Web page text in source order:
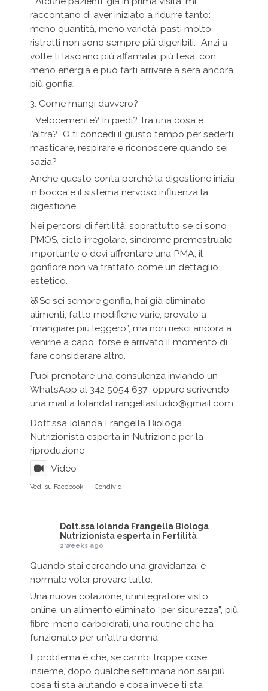
raccontano di aver iniziato a ridurre tanto:
meno quantità, meno varietà, pasti molto
ristretti non sono sempre più digeribili. Anzi a
volte ti lasciano più affamata, più tesa, con
meno energia e può farti arrivare a sera ancora
più gonfia.
3. Come mangi davvero?
Velocemente? In piedi? Tra una cosa e
l’altra? O ti concedi il giusto tempo per sederti,
masticare, respirare e riconoscere quando sei
sazia?
Anche questo conta perché la digestione inizia
in bocca e il sistema nervoso influenza la
digestione.
Nei percorsi di fertilità, soprattutto se ci sono
PMOS, ciclo irregolare, sindrome premestruale
importante o devi affrontare una PMA, il
gonfiore non va trattato come un dettaglio
estetico.
🌸Se sei sempre gonfia, hai già eliminato
alimenti, fatto modifiche varie, provato a
“mangiare più leggero”, ma non riesci ancora a
venirne a capo, forse è arrivato il momento di
fare considerare altro.
Puoi prenotare una consulenza inviando un
WhatsApp al 342 5054 637 oppure scrivendo
una mail a IolandaFrangellastudio@gmail.com
Dott.ssa Iolanda Frangella Biologa
Nutrizionista esperta in Nutrizione per la
riproduzione
Video
Vedi su Facebook · Condividi
Dott.ssa Iolanda Frangella Biologa
Nutrizionista esperta in Fertilità
2 weeks ago
Quando stai cercando una gravidanza, è
normale voler provare tutto.
Una nuova colazione, unintegratore visto
online, un alimento eliminato “per sicurezza”, più
fibre, meno carboidrati, una routine che ha
funzionato per un’altra donna.
Il problema è che, se cambi troppe cose
insieme, dopo qualche settimana non sai più
cosa ti sta aiutando e cosa invece ti sta